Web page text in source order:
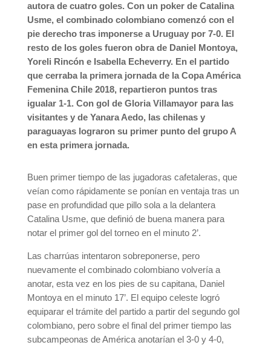
autora de cuatro goles. Con un poker de Catalina
Usme, el combinado colombiano comenzó con el
pie derecho tras imponerse a Uruguay por 7-0. El
resto de los goles fueron obra de Daniel Montoya,
Yoreli Rincón e Isabella Echeverry. En el partido
que cerraba la primera jornada de la Copa América
Femenina Chile 2018, repartieron puntos tras
igualar 1-1. Con gol de Gloria Villamayor para las
visitantes y de Yanara Aedo, las chilenas y
paraguayas lograron su primer punto del grupo A
en esta primera jornada.
Buen primer tiempo de las jugadoras cafetaleras, que
veían como rápidamente se ponían en ventaja tras un
pase en profundidad que pillo sola a la delantera
Catalina Usme, que definió de buena manera para
notar el primer gol del torneo en el minuto 2’.
Las charrúas intentaron sobreponerse, pero
nuevamente el combinado colombiano volvería a
anotar, esta vez en los pies de su capitana, Daniel
Montoya en el minuto 17’. El equipo celeste logró
equiparar el trámite del partido a partir del segundo gol
colombiano, pero sobre el final del primer tiempo las
subcampeonas de América anotarían el 3-0 y 4-0,